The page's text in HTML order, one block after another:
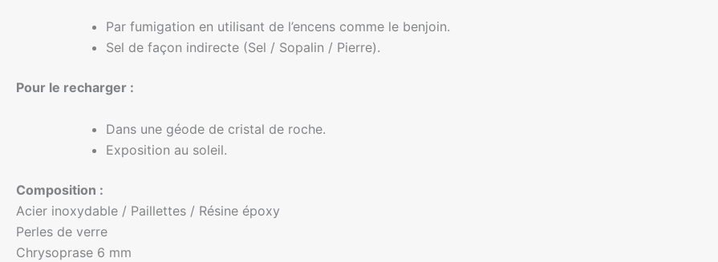
Par fumigation en utilisant de l’encens comme le benjoin.
Sel de façon indirecte (Sel / Sopalin / Pierre).
Pour le recharger :
Dans une géode de cristal de roche.
Exposition au soleil.
Composition :
Acier inoxydable / Paillettes / Résine époxy
Perles de verre
Chrysoprase 6 mm